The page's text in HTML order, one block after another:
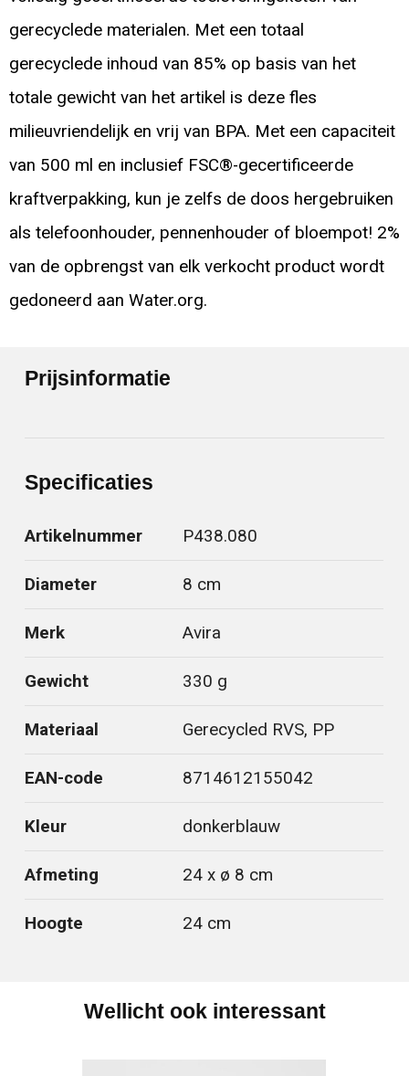
gerecyclede materialen. Met een totaal
gerecyclede inhoud van 85% op basis van het
totale gewicht van het artikel is deze fles
milieuvriendelijk en vrij van BPA. Met een capaciteit
van 500 ml en inclusief FSC®-gecertificeerde
kraftverpakking, kun je zelfs de doos hergebruiken
als telefoonhouder, pennenhouder of bloempot! 2%
van de opbrengst van elk verkocht product wordt
gedoneerd aan Water.org.
Prijsinformatie
Specificaties
Artikelnummer P438.080
Diameter 8 cm
Merk Avira
Gewicht 330 g
Materiaal Gerecycled RVS, PP
EAN-code 8714612155042
Kleur donkerblauw
Afmeting 24 x ø 8 cm
Hoogte 24 cm
Wellicht ook interessant